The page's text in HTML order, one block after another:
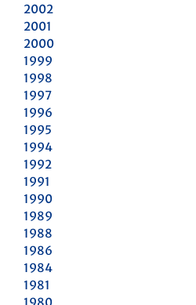
2002
2001
2000
1999
1998
1997
1996
1995
1994
1992
1991
1990
1989
1988
1986
1984
1981